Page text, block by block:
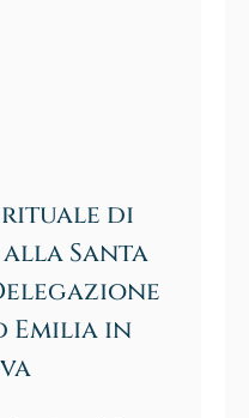
di
Santa
Emilia in